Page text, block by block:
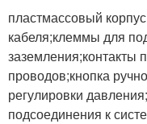
пластмассовый
кабеля;клеммы для
заземления;контакты
проводов;кнопка
регулировки
подсоединения к